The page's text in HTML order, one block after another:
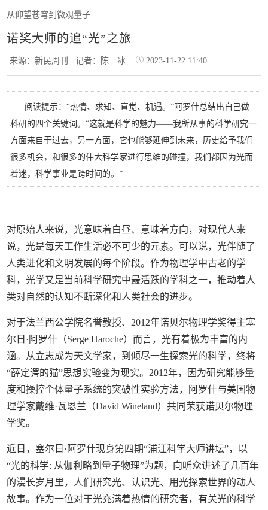
从仰望苍穹到微观量子
诺奖大师的追“光”之旅
来源：新民周刊记者：陈 冰 2023-11-22 11:40
阅读提示：“热情、求知、直觉、机遇。”阿罗什总结出自己做
科研的四个关键词。“这就是科学的魅力——我所从事的科学研究一
方面来自于过去，另一方面，它也能够延伸到未来，历史给予我们
很多机会，和很多的伟大科学家进行思维的碰撞，我们都因为光而
着迷，科学事业是跨时间的。”
对原始人来说，光意味着白昼、意味着方向，对现代人来
说，光是每天工作生活必不可少的元素。可以说，光伴随了
人类进化和文明发展的每个阶段。作为物理学中古老的学
科，光学又是当前科学研究中最活跃的学科之一，推动着人
类对自然的认知不断深化和人类社会的进步。
对于法兰西公学院名誉教授、2012年诺贝尔物理学奖得主塞
尔日·阿罗什（Serge Haroche）而言，光有着极为丰富的内
涵。从立志成为天文学家，到倾尽一生探索光的科学，终将
“薛定谔的猫”思想实验变为现实。2012年，因为研究能够量
度和操控个体量子系统的突破性实验方法，阿罗什与美国物
理学家戴维·瓦恩兰（David Wineland）共同荣获诺贝尔物理
学奖。
近日，塞尔日·阿罗什现身第四期“浦江科学大师讲坛”，以
“光的科学: 从伽利略到量子物理”为题，向听众讲述了几百年
的漫长岁月里，人们研究光、认识光、用光探索世界的动人
故事。作为一位对于光充满着热情的研究者，有关光的科学